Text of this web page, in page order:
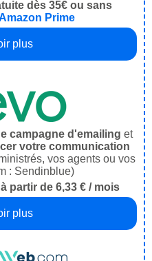
dès 35€ ou sans
Prime
plus
campagne d'emailing et
votre communication
vos agents ou vos
: Sendinblue)
partir de 6,33 € / mois
plus